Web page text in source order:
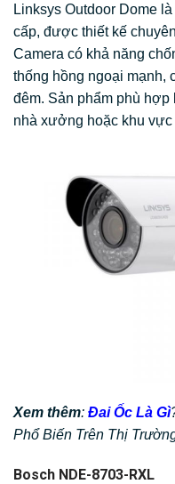
Linksys Outdoor Dome
cấp, được thiết kế
Camera có khả năng
thống hồng ngoại mạnh,
đêm. Sản phẩm phù hợp
nhà xưởng hoặc khu vực
Xem thêm: Đai Ốc Là Gì
Phổ Biến Trên Thị
Bosch NDE-8703-RXL